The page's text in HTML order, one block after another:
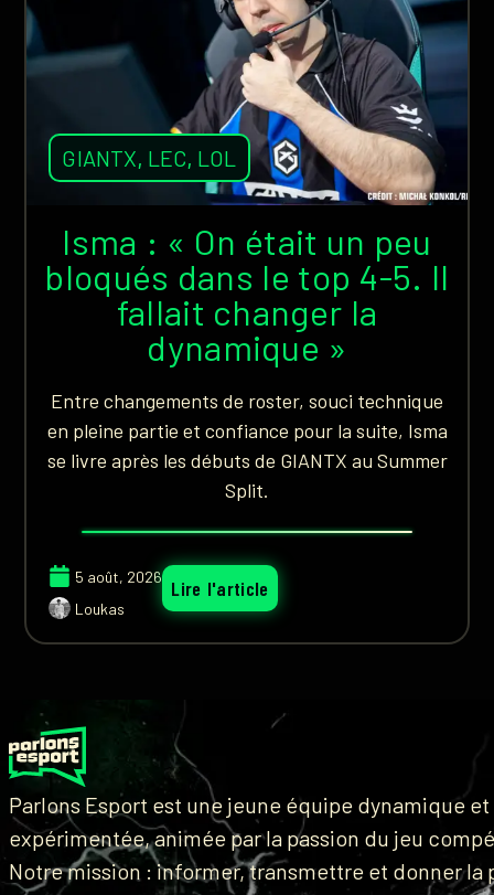
GIANTX, LEC, LOL
Isma : « On était un peu
bloqués dans le top 4-5. Il
fallait changer la
dynamique »
Entre changements de roster, souci technique
en pleine partie et confiance pour la suite, Isma
se livre après les débuts de GIANTX au Summer
Split.
5 août, 2026
Loukas
Lire l'article
Parlons Esport est une jeune équipe dynamique et
expérimentée, animée par la passion du jeu
Notre mission : informer, transmettre et donner la